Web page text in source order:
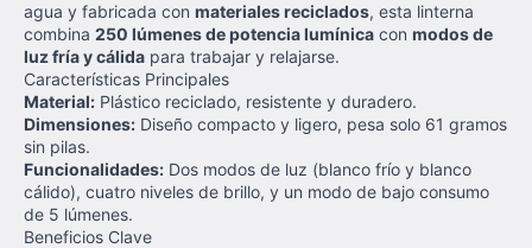
agua y fabricada con materiales reciclados, esta linterna
combina 250 lúmenes de potencia lumínica con modos de
luz fría y cálida para trabajar y relajarse.
Características Principales
Material: Plástico reciclado, resistente y duradero.
Dimensiones: Diseño compacto y ligero, pesa solo 61 gramos
sin pilas.
Funcionalidades: Dos modos de luz (blanco frío y blanco
cálido), cuatro niveles de brillo, y un modo de bajo consumo
de 5 lúmenes.
Beneficios Clave